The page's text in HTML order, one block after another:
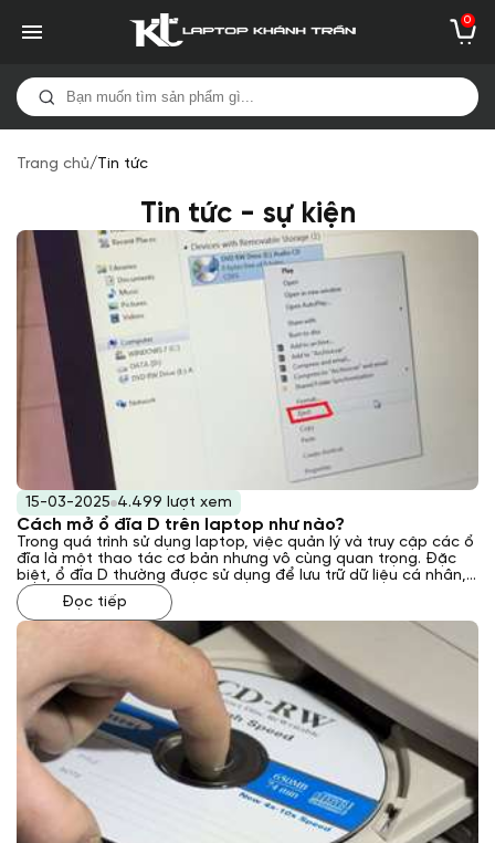
0
Trang chủ/Tin tức
Tin tức - sự kiện
15-03-2025 4.499 lượt xem
Cách mở ổ đĩa D trên laptop như nào?
Trong quá trình sử dụng laptop, việc quản lý và truy cập các ổ
đĩa là một thao tác cơ bản nhưng vô cùng quan trọng. Đặc
biệt, ổ đĩa D thường được sử dụng để lưu trữ dữ liệu cá nhân,
phần mềm hoặc các tệp tin quan trọng khác. Tuy nhiên,
không phải ai cũng nắm rõ cách thức để mở và truy cập ổ đĩa
này một cách nhanh chóng và hiệu quả. Vì vậy, Laptop Khánh
Trần sẽ hướng dẫn bạn cách mở ổ đĩa D trên laptop, giúp bạn
quản lý dữ liệu một cách thuận tiện nhất.
Đọc tiếp